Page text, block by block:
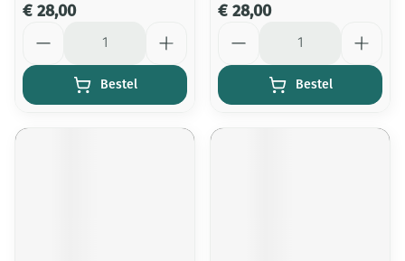
€ 28,00
Bestel
€ 28,00
Bestel